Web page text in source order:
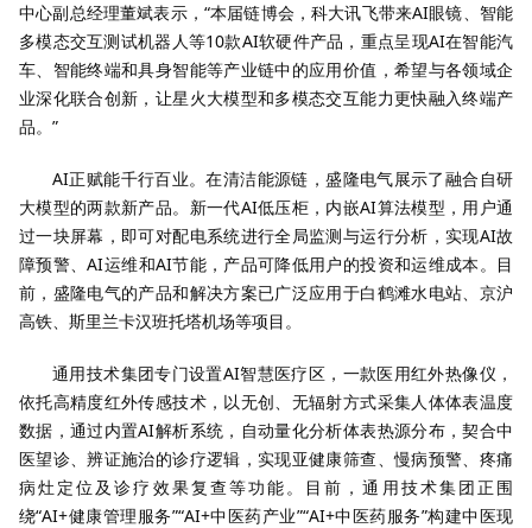
中心副总经理董斌表示，“本届链博会，科大讯飞带来AI眼镜、智能
多模态交互测试机器人等10款AI软硬件产品，重点呈现AI在智能汽
车、智能终端和具身智能等产业链中的应用价值，希望与各领域企
业深化联合创新，让星火大模型和多模态交互能力更快融入终端产
品。”
AI正赋能千行百业。在清洁能源链，盛隆电气展示了融合自研
大模型的两款新产品。新一代AI低压柜，内嵌AI算法模型，用户通
过一块屏幕，即可对配电系统进行全局监测与运行分析，实现AI故
障预警、AI运维和AI节能，产品可降低用户的投资和运维成本。目
前，盛隆电气的产品和解决方案已广泛应用于白鹤滩水电站、京沪
高铁、斯里兰卡汉班托塔机场等项目。
通用技术集团专门设置AI智慧医疗区，一款医用红外热像仪，
依托高精度红外传感技术，以无创、无辐射方式采集人体体表温度
数据，通过内置AI解析系统，自动量化分析体表热源分布，契合中
医望诊、辨证施治的诊疗逻辑，实现亚健康筛查、慢病预警、疼痛
病灶定位及诊疗效果复查等功能。目前，通用技术集团正围
绕“AI+健康管理服务”“AI+中医药产业”“AI+中医药服务”构建中医现